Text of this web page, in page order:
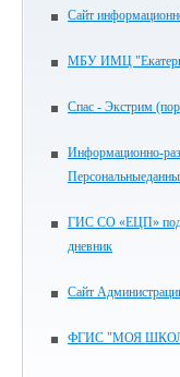
Сайт
МБУ ИМЦ
Спас - Экстрим
Информационно-
ГИС СО «ЕЦП»
дневник
Сайт
ФГИС "МОЯ